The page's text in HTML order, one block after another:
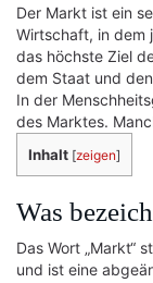
Der Markt ist ein
Wirtschaft, in dem
das höchste Ziel
dem Staat und
In der
des Marktes.
Inhalt [zeigen]
Was
Das Wort „Markt“
und ist eine